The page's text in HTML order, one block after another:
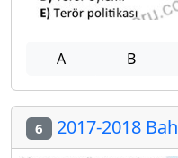
A B
6 2017-2018